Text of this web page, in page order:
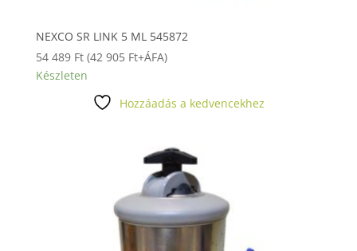
NEXCO SR LINK 5 ML 545872
54 489 Ft (42 905 Ft+ÁFA)
Készleten
Hozzáadás a kedvencekhez